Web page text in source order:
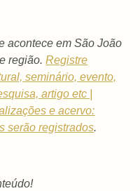
acontece em São João
região.Registre
seminário, evento,
artigo etc |
e acervo:
serão registrados.